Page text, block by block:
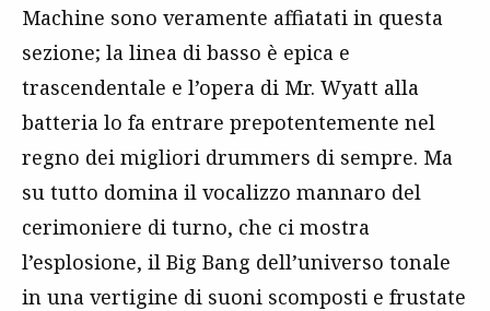
Machine sono veramente affiatati in questa
sezione; la linea di basso è epica e
trascendentale e l’opera di Mr. Wyatt alla
batteria lo fa entrare prepotentemente nel
regno dei migliori drummers di sempre. Ma
su tutto domina il vocalizzo mannaro del
cerimoniere di turno, che ci mostra
l’esplosione, il Big Bang dell’universo tonale
in una vertigine di suoni scomposti e frustate